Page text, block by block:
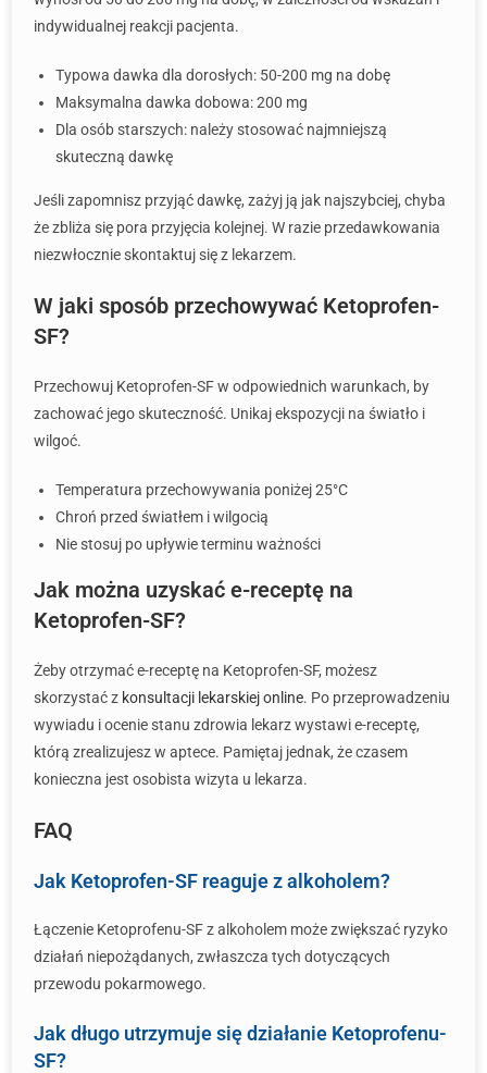
indywidualnej reakcji pacjenta.
Typowa dawka dla dorosłych: 50-200 mg na dobę
Maksymalna dawka dobowa: 200 mg
Dla osób starszych: należy stosować najmniejszą
skuteczną dawkę
Jeśli zapomnisz przyjąć dawkę, zażyj ją jak najszybciej, chyba
że zbliża się pora przyjęcia kolejnej. W razie przedawkowania
niezwłocznie skontaktuj się z lekarzem.
W jaki sposób przechowywać Ketoprofen-
SF?
Przechowuj Ketoprofen-SF w odpowiednich warunkach, by
zachować jego skuteczność. Unikaj ekspozycji na światło i
wilgoć.
Temperatura przechowywania poniżej 25°C
Chroń przed światłem i wilgocią
Nie stosuj po upływie terminu ważności
Jak można uzyskać e-receptę na
Ketoprofen-SF?
Żeby otrzymać e-receptę na Ketoprofen-SF, możesz
skorzystać z konsultacji lekarskiej online. Po przeprowadzeniu
wywiadu i ocenie stanu zdrowia lekarz wystawi e-receptę,
którą zrealizujesz w aptece. Pamiętaj jednak, że czasem
konieczna jest osobista wizyta u lekarza.
FAQ
Jak Ketoprofen-SF reaguje z alkoholem?
Łączenie Ketoprofenu-SF z alkoholem może zwiększać ryzyko
działań niepożądanych, zwłaszcza tych dotyczących
przewodu pokarmowego.
Jak długo utrzymuje się działanie Ketoprofenu-
SF?